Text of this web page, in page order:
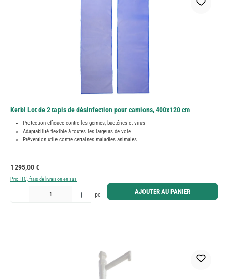
Kerbl Lot de 2 tapis de désinfection pour camions, 400x120 cm
Protection efficace contre les germes, bactéries et virus
Adaptabilité flexible à toutes les largeurs de voie
Prévention utile contre certaines maladies animales
Prix régulier :
1 295,00 €
Prix TTC, frais de livraison en sus
Quantité de produit : Entrez la quantité souhaitée ou utilisez les boutons pour augmenter ou
pc AJOUTER AU PANIER